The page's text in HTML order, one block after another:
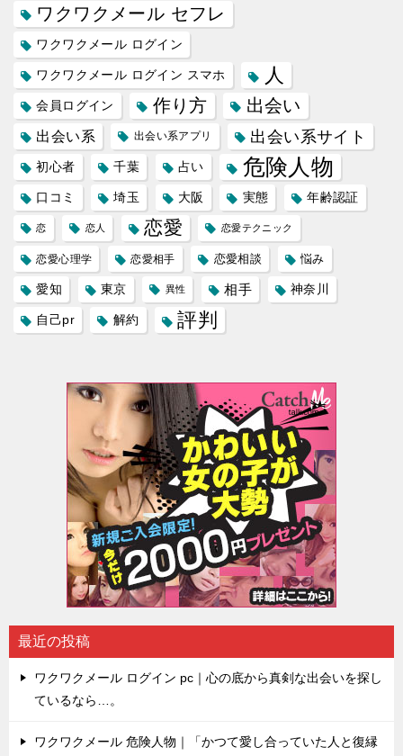
ワクワクメール セフレ
ワクワクメール ログイン
ワクワクメール ログイン スマホ 人
会員ログイン 作り方 出会い
出会い系 出会い系アプリ 出会い系サイト
初心者 千葉 占い 危険人物
口コミ 埼玉 大阪 実態 年齢認証
恋 恋人 恋愛 恋愛テクニック
恋愛心理学 恋愛相手 恋愛相談 悩み
愛知 東京 異性 相手 神奈川
自己pr 解約 評判
最近の投稿
ワクワクメール ログイン pc｜心の底から真剣な出会いを探し
ているなら…。
ワクワクメール 危険人物｜「かつて愛し合っていた人と復縁